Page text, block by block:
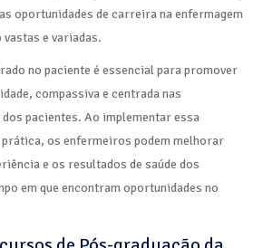
oportunidades de carreira na enfermagem
e variadas.
no paciente é essencial para promover
compassiva e centrada nas
pacientes. Ao implementar essa
prática, os enfermeiros podem melhorar
e os resultados de saúde dos
em que encontram oportunidades no